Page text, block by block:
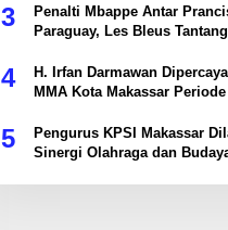
3
Penalti Mbappe Antar
Paraguay, Les Bleus
4
H. Irfan Darmawan
MMA Kota Makassar Periode
5
Pengurus KPSI Makassar
Sinergi Olahraga dan